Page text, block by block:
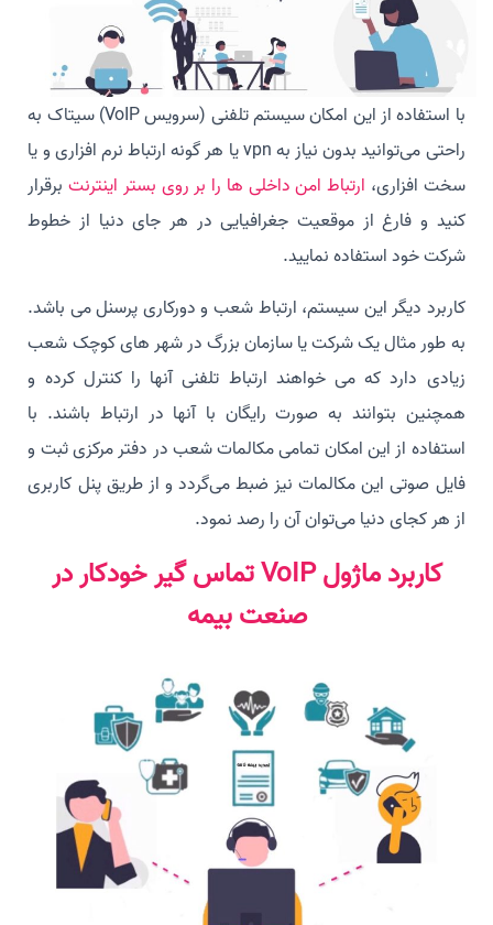
با استفاده از این امکان سیستم تلفنی (سرویس VoIP) سیتاک به
راحتی می‌توانید بدون نیاز به vpn یا هر گونه ارتباط نرم افزاری و یا
سخت افزاری، ارتباط امن داخلی ها را بر روی بستر اینترنتبرقرار
کنید و فارغ از موقعیت جغرافیایی در هر جای دنیا از خطوط
شرکت خود استفاده نمایید.
کاربرد دیگر این سیستم، ارتباط شعب و دورکاری پرسنل می باشد.
به طور مثال یک شرکت یا سازمان بزرگ در شهر های کوچک شعب
زیادی دارد که می خواهند ارتباط تلفنی آنها را کنترل کرده و
همچنین بتوانند به صورت رایگان با آنها در ارتباط باشند. با
استفاده از این امکان تمامی مکالمات شعب در دفتر مرکزی ثبت و
فایل صوتی این مکالمات نیز ضبط می‌گردد و از طریق پنل کاربری
از هر کجای دنیا می‌توان آن را رصد نمود.
کاربرد ماژول VoIP تماس گیر خودکار در
صنعت بیمه